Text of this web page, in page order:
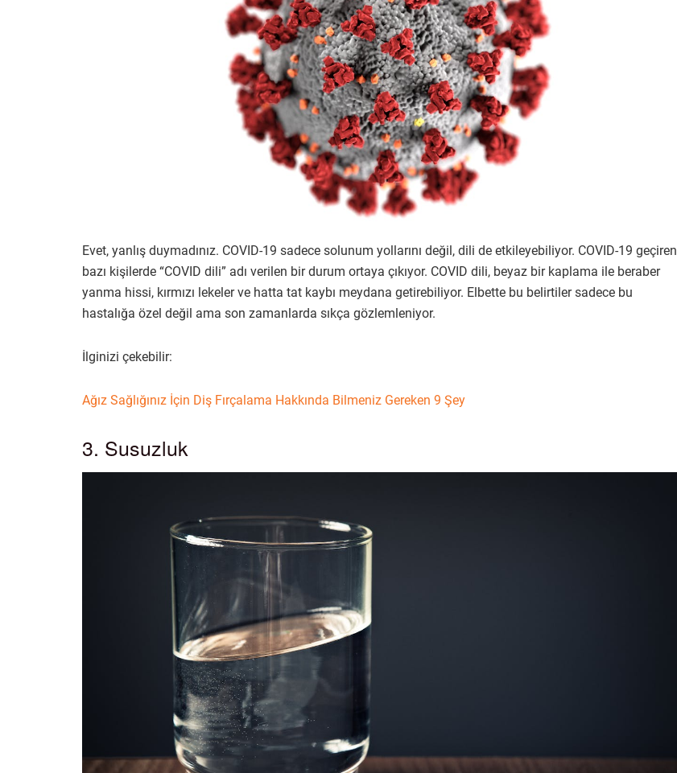
Evet, yanlış duymadınız. COVID-19 sadece solunum yollarını değil, dili de etkileyebiliyor. COVID-19 geçiren
bazı kişilerde “COVID dili” adı verilen bir durum ortaya çıkıyor. COVID dili, beyaz bir kaplama ile beraber
yanma hissi, kırmızı lekeler ve hatta tat kaybı meydana getirebiliyor. Elbette bu belirtiler sadece bu
hastalığa özel değil ama son zamanlarda sıkça gözlemleniyor.
İlginizi çekebilir:
Ağız Sağlığınız İçin Diş Fırçalama Hakkında Bilmeniz Gereken 9 Şey
3. Susuzluk